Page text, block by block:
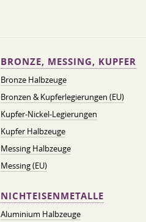
BRONZE, MESSING, KUPFER
Bronze Halbzeuge
Bronzen & Kupferlegierungen (EU)
Kupfer-Nickel-Legierungen
Kupfer Halbzeuge
Messing Halbzeuge
Messing (EU)
NICHTEISENMETALLE
Aluminium Halbzeuge